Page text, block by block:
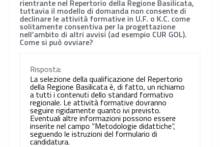
rientrante nel Repertorio della Regione Basilicata,
tuttavia il modello di domanda non consente di
declinare le attività formative in U.F. o K.C. come
solitamente consentiva per la progettazione
nell’ambito di altri avvisi (ad esempio CUR GOL).
Come si può ovviare?
Risposta:
La selezione della qualificazione del Repertorio
della Regione Basilicata è, di fatto, un richiamo
a tutti i contenuti dello standard formativo
regionale. Le attività formative dovranno
seguire rigidamente quanto ivi previsto.
Eventuali altre informazioni possono essere
inserite nel campo “Metodologie didattiche”,
seguendo le istruzioni del formulario di
candidatura.